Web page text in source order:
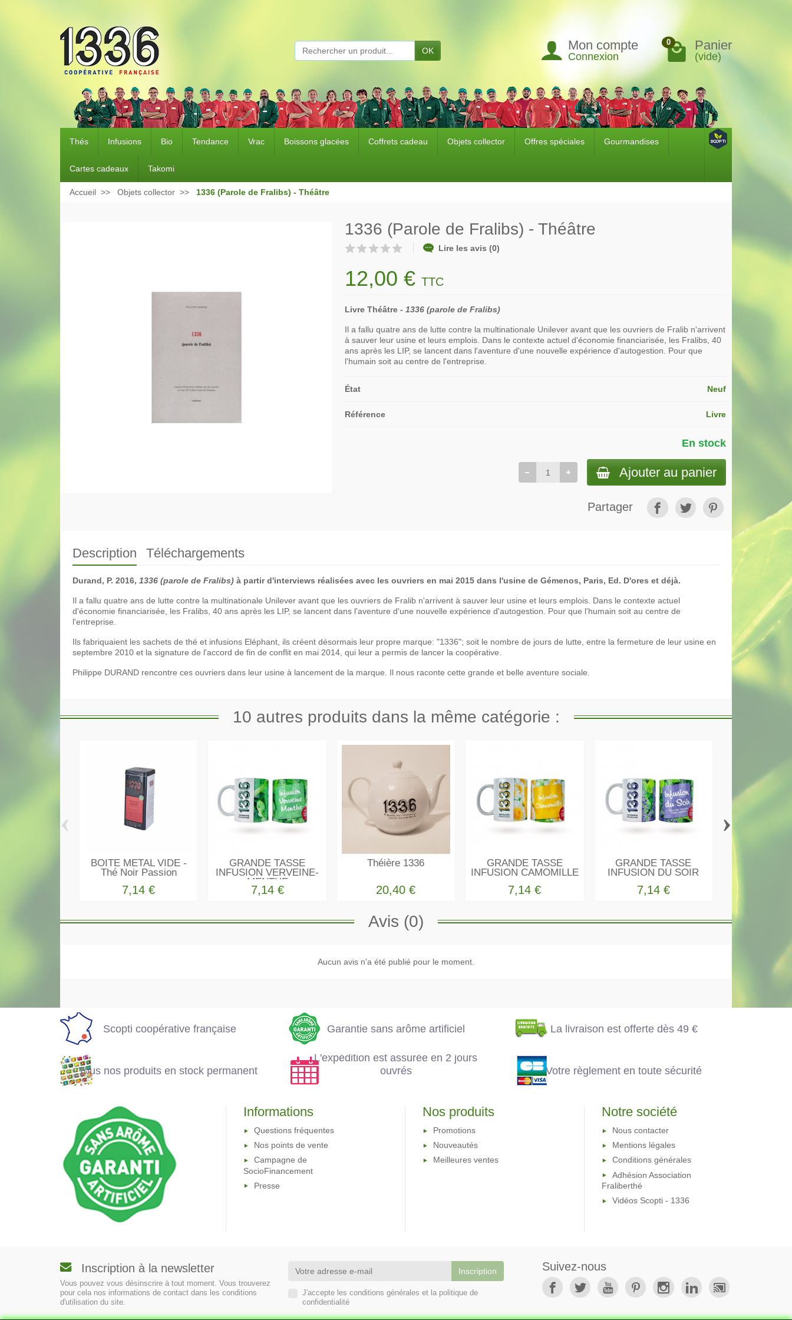
OK Mon compte
Connexion
0 Panier
(vide)
Thés Infusions Bio Tendance Vrac Boissons glacées Coffrets cadeau Objets collector Offres spéciales Gourmandises
Cartes cadeaux Takomi
Accueil Objets collector 1336 (Parole de Fralibs) - Théâtre
1336 (Parole de Fralibs) - Théâtre
Lire les avis (0)
12,00 €TTC
Livre Théâtre -1336 (parole de Fralibs)
Il a fallu quatre ans de lutte contre la multinationale Unilever avant que les ouvriers de Fralib n'arrivent
à sauver leur usine et leurs emplois. Dans le contexte actuel d'économie financiarisée, les Fralibs, 40
ans après les LIP, se lancent dans l'aventure d'une nouvelle expérience d'autogestion. Pour que
l'humain soit au centre de l'entreprise.
État Neuf
Référence Livre
En stock
Ajouter au panier
Partager
Description Téléchargements
Durand, P. 2016, 1336 (parole de Fralibs) à partir d'interviews réalisées avec les ouvriers en mai 2015 dans l'usine de Gémenos, Paris, Ed. D'ores et déjà.
Il a fallu quatre ans de lutte contre la multinationale Unilever avant que les ouvriers de Fralib n'arrivent à sauver leur usine et leurs emplois. Dans le contexte actuel
d'économie financiarisée, les Fralibs, 40 ans après les LIP, se lancent dans l'aventure d'une nouvelle expérience d'autogestion. Pour que l'humain soit au centre de
l'entreprise.
Ils fabriquaient les sachets de thé et infusions Eléphant, ils créent désormais leur propre marque: "1336"; soit le nombre de jours de lutte, entre la fermeture de leur usine en
septembre 2010 et la signature de l'accord de fin de conflit en mai 2014, qui leur a permis de lancer la coopérative.
Philippe DURAND rencontre ces ouvriers dans leur usine à lancement de la marque. Il nous raconte cette grande et belle aventure sociale.
10 autres produits dans la même catégorie :
BOITE METAL VIDE -
Thé Noir Passion
7,14 €
GRANDE TASSE
INFUSION VERVEINE-
MENTHE
7,14 €
Théière 1336
20,40 €
GRANDE TASSE
INFUSION CAMOMILLE
7,14 €
GRANDE TASSE
INFUSION DU SOIR
7,14 €
‹ ›
Avis (0)
Aucun avis n'a été publié pour le moment.
Scopti coopérative française
Garantie sans
Garantie sans arôme artificiel La livraison est offerte dès 49 €
permanent
Tous nos produits en stock permanent
L'expédition est
ouvrés
L'expédition est assurée en 2 jours
ouvrés
toute sécurité
Votre règlement en toute sécurité
Informations
Questions fréquentes
Nos points de vente
Campagne de
SocioFinancement
Presse
Nos produits
Promotions
Nouveautés
Meilleures ventes
Notre société
Nous contacter
Mentions légales
Conditions générales
Adhésion Association
Fraliberthé
Vidéos Scopti - 1336
Inscription à la newsletter
Vous pouvez vous désinscrire à tout moment. Vous trouverez
pour cela nos informations de contact dans les conditions
d'utilisation du site.
J'accepte les conditions générales et la politique de
confidentialité
Suivez-nous